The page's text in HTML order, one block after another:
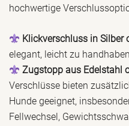
hochwertige
Klickverschluss in Silber
elegant, leicht zu
Zugstopp aus Edelstahl
Verschlüsse bieten
Hunde geeignet,
Fellwechsel,